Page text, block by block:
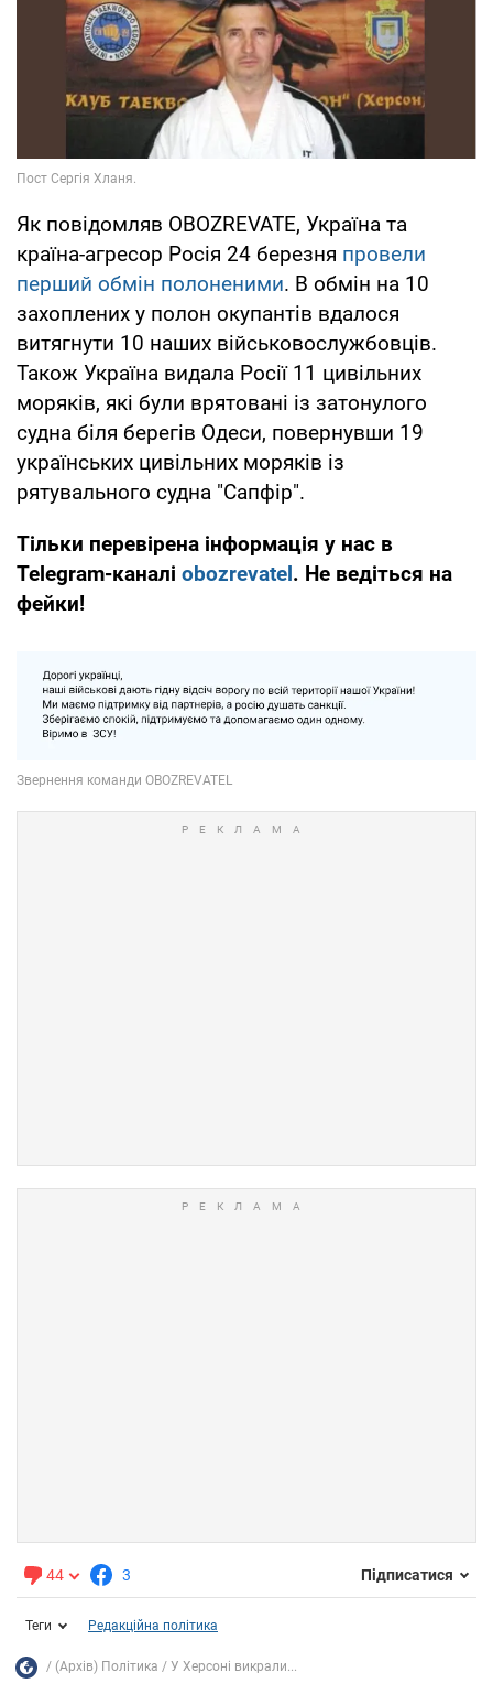
Як повідомляв OBOZREVATE, Україна та
країна-агресор Росія 24 березня провели
перший обмін полоненими. В обмін на 10
захоплених у полон окупантів вдалося
витягнути 10 наших військовослужбовців.
Також Україна видала Росії 11 цивільних
моряків, які були врятовані із затонулого
судна біля берегів Одеси, повернувши 19
українських цивільних моряків із
рятувального судна "Сапфір".
Тільки перевірена інформація у нас в
Telegram-каналі obozrevatel. Не ведіться на
фейки!
44 3 Підписатися
Теги Редакційна політика
(Архів) Політика У Херсоні викрали...